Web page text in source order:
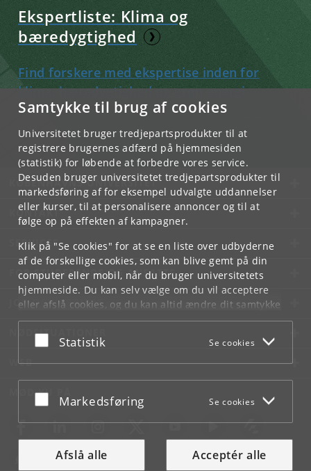
Samtykke til brug af cookies
Universitetet bruger tredjepartsprodukter til at
registrere brugernes adfærd på hjemmesiden
(statistik) for løbende at forbedre vores service.
Desuden bruger universitetet tredjepartsprodukter til
markedsføring af for eksempel udvalgte uddannelser
eller kurser, til at personalisere annoncer og til at
følge op på effekten af kampagner.
Klik på "Se cookies" for at se en liste over udbyderne
af de forskellige cookies, som kan blive gemt på din
computer eller mobil, når du bruger universitetets
hjemmeside. Du kan selv vælge om du vil acceptere
eller afslå cookies, og du kan altid ændre dit samtykke
underCookie- og privatlivspolitiksom du finder i
bunden af hver side.
Acceptér eller afslå
Statistik Se cookies
Acceptér eller afslå
Markedsføring Se cookies
Afslå alle Acceptér alle
Ekspertliste: Klima og
bæredygtighed
Find forskere med ekspertise inden for
klima, bæredygtighed og grøn energi.
KØBENHAVNS UNIVERSITET
KONTAKT
SERVICES
FOR STUDERENDE OG ANSATTE
JOB OG KARRIERE
NØDSITUATIONER
WEB
MØD KU PÅ